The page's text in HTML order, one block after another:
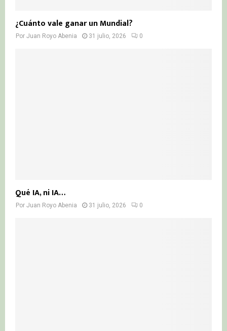
¿Cuánto vale ganar un Mundial?
Por Juan Royo Abenia 31 julio, 2026 0
Qué IA, ni IA…
Por Juan Royo Abenia 31 julio, 2026 0